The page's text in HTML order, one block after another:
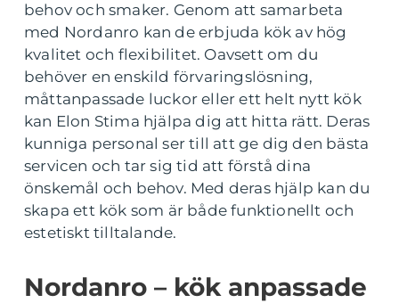
behov och smaker. Genom att samarbeta
med Nordanro kan de erbjuda kök av hög
kvalitet och flexibilitet. Oavsett om du
behöver en enskild förvaringslösning,
måttanpassade luckor eller ett helt nytt kök
kan Elon Stima hjälpa dig att hitta rätt. Deras
kunniga personal ser till att ge dig den bästa
servicen och tar sig tid att förstå dina
önskemål och behov. Med deras hjälp kan du
skapa ett kök som är både funktionellt och
estetiskt tilltalande.
Nordanro – kök anpassade